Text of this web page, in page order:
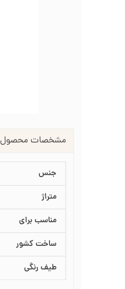
مشخصات محصول
جنس
متراژ
مناسب برای
ساخت کشور
طیف رنگی